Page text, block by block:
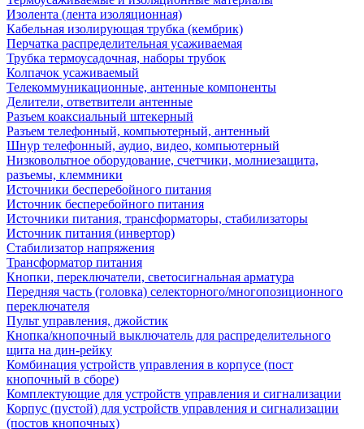
Изолента (лента изоляционная)
Кабельная изолирующая трубка (кембрик)
Перчатка распределительная усаживаемая
Трубка термоусадочная, наборы трубок
Колпачок усаживаемый
Телекоммуникационные, антенные компоненты
Делители, ответвители антенные
Разъем коаксиальный штекерный
Разъем телефонный, компьютерный, антенный
Шнур телефонный, аудио, видео, компьютерный
Низковольтное оборудование, счетчики, молниезащита,
разъемы, клеммники
Источники бесперебойного питания
Источник бесперебойного питания
Источники питания, трансформаторы, стабилизаторы
Источник питания (инвертор)
Стабилизатор напряжения
Трансформатор питания
Кнопки, переключатели, светосигнальная арматура
Передняя часть (головка) селекторного/многопозиционного
переключателя
Пульт управления, джойстик
Кнопка/кнопочный выключатель для распределительного
щита на дин-рейку
Комбинация устройств управления в корпусе (пост
кнопочный в сборе)
Комплектующие для устройств управления и сигнализации
Корпус (пустой) для устройств управления и сигнализации
(постов кнопочных)